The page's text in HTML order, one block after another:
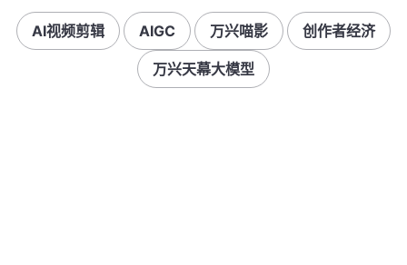
AI视频剪辑 AIGC 万兴喵影 创作者经济
万兴天幕大模型